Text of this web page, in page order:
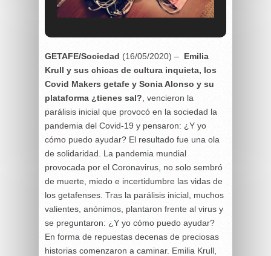
GETAFE/Sociedad (16/05/2020) – Emilia
Krull y sus chicas de cultura inquieta, los
Covid Makers getafe y Sonia Alonso y su
plataforma ¿tienes sal? , vencieron la
parálisis inicial que provocó en la sociedad la
pandemia del Covid-19 y pensaron: ¿Y yo
cómo puedo ayudar? El resultado fue una ola
de solidaridad. La pandemia mundial
provocada por el Coronavirus, no solo sembró
de muerte, miedo e incertidumbre las vidas de
los getafenses. Tras la parálisis inicial, muchos
valientes, anónimos, plantaron frente al virus y
se preguntaron: ¿Y yo cómo puedo ayudar?
En forma de repuestas decenas de preciosas
historias comenzaron a caminar. Emilia Krull,